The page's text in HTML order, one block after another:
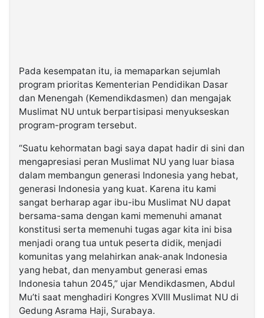
Pada kesempatan itu, ia memaparkan sejumlah
program prioritas Kementerian Pendidikan Dasar
dan Menengah (Kemendikdasmen) dan mengajak
Muslimat NU untuk berpartisipasi menyukseskan
program-program tersebut.
“Suatu kehormatan bagi saya dapat hadir di sini dan
mengapresiasi peran Muslimat NU yang luar biasa
dalam membangun generasi Indonesia yang hebat,
generasi Indonesia yang kuat. Karena itu kami
sangat berharap agar ibu-ibu Muslimat NU dapat
bersama-sama dengan kami memenuhi amanat
konstitusi serta memenuhi tugas agar kita ini bisa
menjadi orang tua untuk peserta didik, menjadi
komunitas yang melahirkan anak-anak Indonesia
yang hebat, dan menyambut generasi emas
Indonesia tahun 2045,” ujar Mendikdasmen, Abdul
Mu’ti saat menghadiri Kongres XVIII Muslimat NU di
Gedung Asrama Haji, Surabaya.